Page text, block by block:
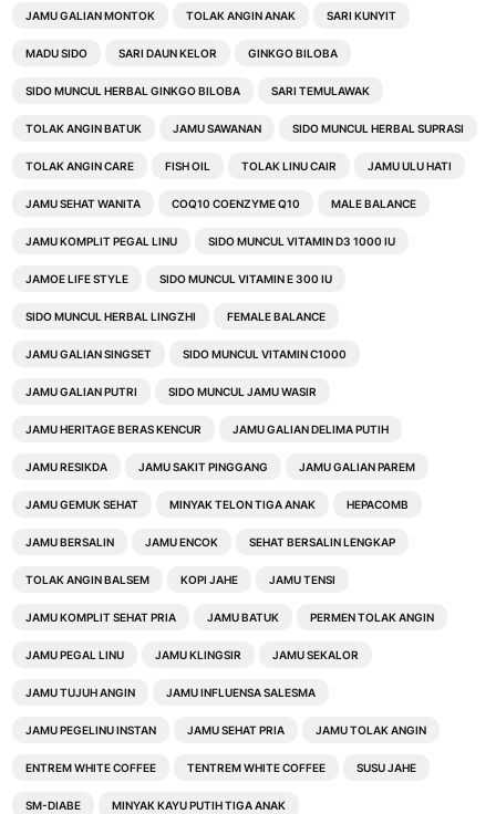
JAMU GALIAN MONTOK TOLAK ANGIN ANAK SARI KUNYIT
MADU SIDO SARI DAUN KELOR GINKGO BILOBA
SIDO MUNCUL HERBAL GINKGO BILOBA SARI TEMULAWAK
TOLAK ANGIN BATUK JAMU SAWANAN SIDO MUNCUL HERBAL SUPRASI
TOLAK ANGIN CARE FISH OIL TOLAK LINU CAIR JAMU ULU HATI
JAMU SEHAT WANITA COQ10 COENZYME Q10 MALE BALANCE
JAMU KOMPLIT PEGAL LINU SIDO MUNCUL VITAMIN D3 1000 IU
JAMOE LIFE STYLE SIDO MUNCUL VITAMIN E 300 IU
SIDO MUNCUL HERBAL LINGZHI FEMALE BALANCE
JAMU GALIAN SINGSET SIDO MUNCUL VITAMIN C1000
JAMU GALIAN PUTRI SIDO MUNCUL JAMU WASIR
JAMU HERITAGE BERAS KENCUR JAMU GALIAN DELIMA PUTIH
JAMU RESIKDA JAMU SAKIT PINGGANG JAMU GALIAN PAREM
JAMU GEMUK SEHAT MINYAK TELON TIGA ANAK HEPACOMB
JAMU BERSALIN JAMU ENCOK SEHAT BERSALIN LENGKAP
TOLAK ANGIN BALSEM KOPI JAHE JAMU TENSI
JAMU KOMPLIT SEHAT PRIA JAMU BATUK PERMEN TOLAK ANGIN
JAMU PEGAL LINU JAMU KLINGSIR JAMU SEKALOR
JAMU TUJUH ANGIN JAMU INFLUENSA SALESMA
JAMU PEGELINU INSTAN JAMU SEHAT PRIA JAMU TOLAK ANGIN
ENTREM WHITE COFFEE TENTREM WHITE COFFEE SUSU JAHE
SM-DIABE MINYAK KAYU PUTIH TIGA ANAK